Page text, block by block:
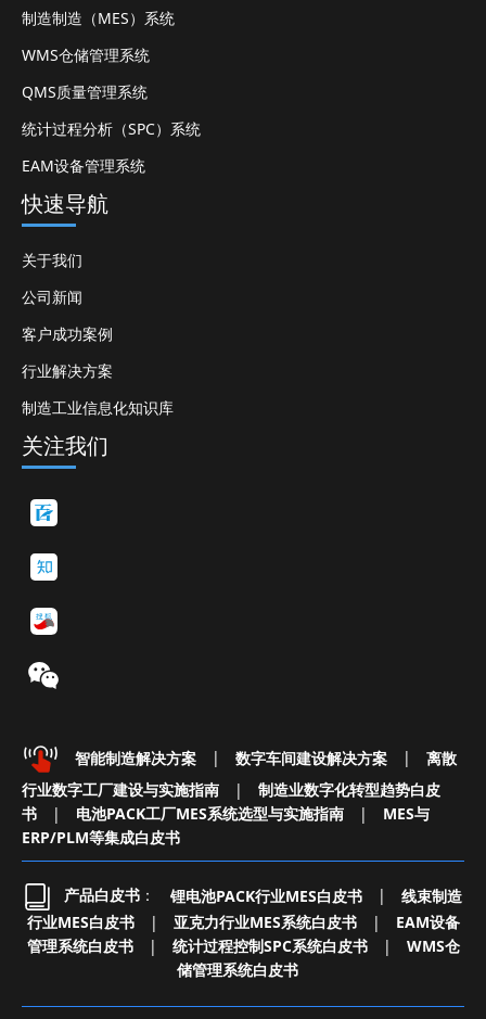
制造制造（MES）系统
WMS仓储管理系统
QMS质量管理系统
统计过程分析（SPC）系统
EAM设备管理系统
快速导航
关于我们
公司新闻
客户成功案例
行业解决方案
制造工业信息化知识库
关注我们
智能制造解决方案 | 数字车间建设解决方案 |
离散
行业数字工厂建设与实施指南
|
制造业数字化转型趋势白皮
书
| 电池PACK工厂MES系统选型与实施指南 |
MES与
ERP/PLM等集成白皮书
产品白皮书 ： 锂电池PACK行业MES白皮书 |
线束制造
行业MES白皮书
| 亚克力行业MES系统白皮书 |
EAM设备
管理系统白皮书
| 统计过程控制SPC系统白皮书 |
WMS仓
储管理系统白皮书